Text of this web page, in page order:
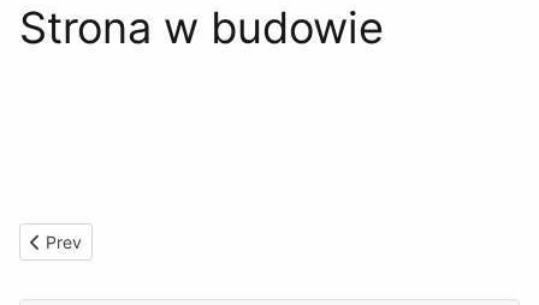
Strona w budowie
Previous article: NSP - zapisy
Prev